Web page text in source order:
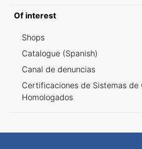
Of interest
Shops
Catalogue (Spanish)
Canal de denuncias
Certificaciones de Sistemas de
Homologados